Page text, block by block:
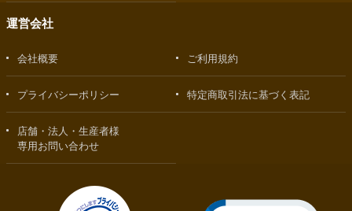
運営会社
会社概要 ご利用規約
プライバシーポリシー 特定商取引法に基づく表記
店舗・法人・生産者様
専用お問い合わせ